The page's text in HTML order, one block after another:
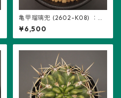
亀甲瑠璃兜 (2602-K08) ：ア
ストロフィツム属 ※実生
¥6,500